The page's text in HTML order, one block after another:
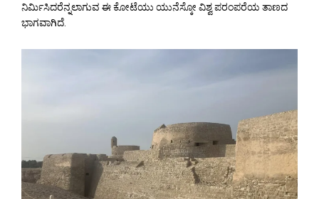
ನಿರ್ಮಿಸಿದರೆನ್ನಲಾಗುವ ಈ ಕೋಟೆಯು ಯುನೆಸ್ಕೋ ವಿಶ್ವ ಪರಂಪರೆಯ ತಾಣದ
ಭಾಗವಾಗಿದೆ.